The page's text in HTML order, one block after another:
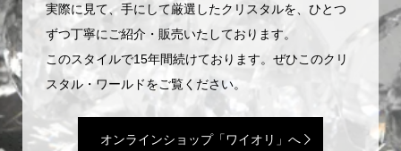
実際に見て、手にして厳選したクリスタルを、ひとつ
ずつ丁寧にご紹介・販売いたしております。
このスタイルで15年間続けております。ぜひこのクリ
スタル・ワールドをご覧ください。
オンラインショップ「ワイオリ」へ